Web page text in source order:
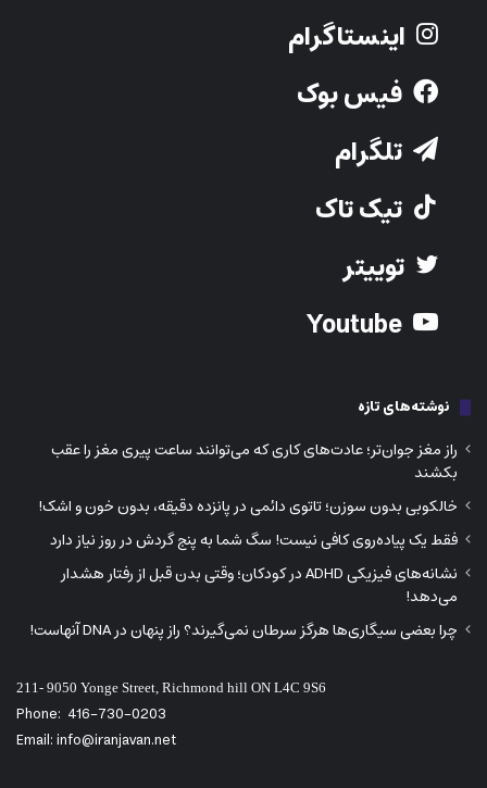
اینستاگرام
فیس بوک
تلگرام
تیک تاک
توییتر
نوشته‌های تازه
راز مغز جوان‌تر؛ عادت‌های کاری که می‌توانند ساعت پیری مغز را عقب
بکشند
خالکوبی بدون سوزن؛ تاتوی دائمی در پانزده دقیقه، بدون خون و اشک!
فقط یک پیاده‌روی کافی نیست! سگ شما به پنج گردش در روز نیاز دارد
نشانه‌های فیزیکی ADHD در کودکان؛ وقتی بدن قبل از رفتار هشدار
می‌دهد!
چرا بعضی سیگاری‌ها هرگز سرطان نمی‌گیرند؟ راز پنهان در DNA آنهاست!
211- 9050 Yonge Street, Richmond hill ON L4C 9S6
Phone: 416-730-0203
Email: info@iranjavan.net